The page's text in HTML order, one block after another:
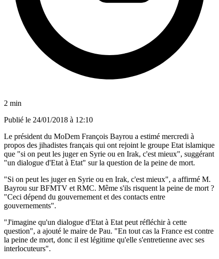
2 min
Publié le 24/01/2018 à 12:10
Le président du MoDem François Bayrou a estimé mercredi à
propos des jihadistes français qui ont rejoint le groupe Etat islamique
que "si on peut les juger en Syrie ou en Irak, c'est mieux", suggérant
"un dialogue d'Etat à Etat" sur la question de la peine de mort.
"Si on peut les juger en Syrie ou en Irak, c'est mieux", a affirmé M.
Bayrou sur BFMTV et RMC. Même s'ils risquent la peine de mort ?
"Ceci dépend du gouvernement et des contacts entre
gouvernements".
"J'imagine qu'un dialogue d'Etat à Etat peut réfléchir à cette
question", a ajouté le maire de Pau. "En tout cas la France est contre
la peine de mort, donc il est légitime qu'elle s'entretienne avec ses
interlocuteurs".